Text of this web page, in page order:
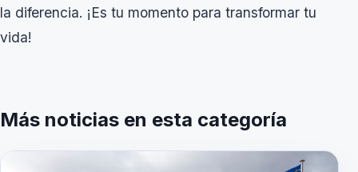
la diferencia. ¡Es tu momento para transformar tu
vida!
Más noticias en esta categoría